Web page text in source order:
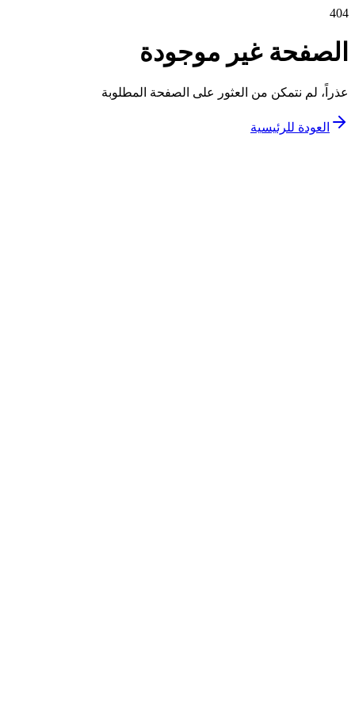
404
الصفحة غير موجودة
عذراً، لم نتمكن من العثور على الصفحة المطلوبة
العودة للرئيسية